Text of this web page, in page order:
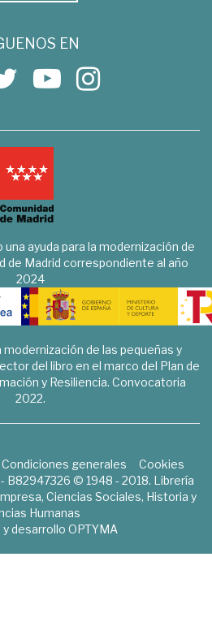
EN
ayuda para la modernización de
de Madrid correspondiente al año
2024
modernización de las pequeñas y
del libro en el marco del Plan de
y Resiliencia. Convocatoria
2022.
Condiciones generales
Cookies
B82947326 © 1948 - 2018. Librería
Ciencias Sociales, Historia y
Humanas
desarrollo OPTYMA